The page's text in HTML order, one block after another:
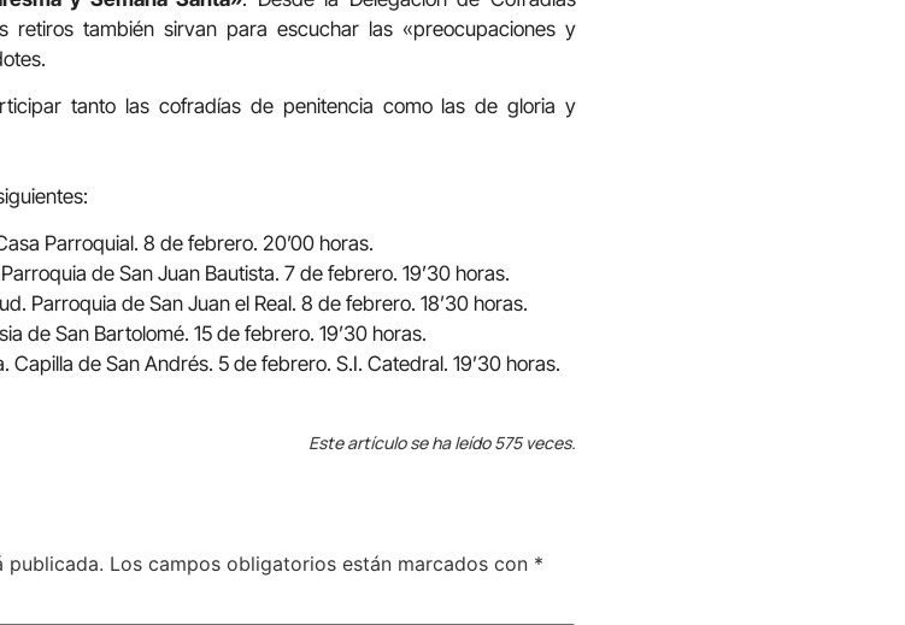
retiros también sirvan para escuchar las «preocupaciones y
tanto las cofradías de penitencia como las de gloria y
Parroquial. 8 de febrero. 20’00 horas.
de San Juan Bautista. 7 de febrero. 19’30 horas.
Parroquia de San Juan el Real. 8 de febrero. 18’30 horas.
de San Bartolomé. 15 de febrero. 19’30 horas.
Capilla de San Andrés. 5 de febrero. S.I. Catedral. 19’30 horas.
Este artículo se ha leído 575 veces.
publicada. Los campos obligatorios están marcados con *